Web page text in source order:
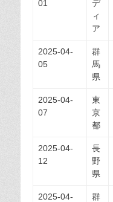
01
デ
ィ
ア
2025-04-
05
群
馬
県
2025-04-
07
東
京
都
2025-04-
12
長
野
県
2025-04-
群